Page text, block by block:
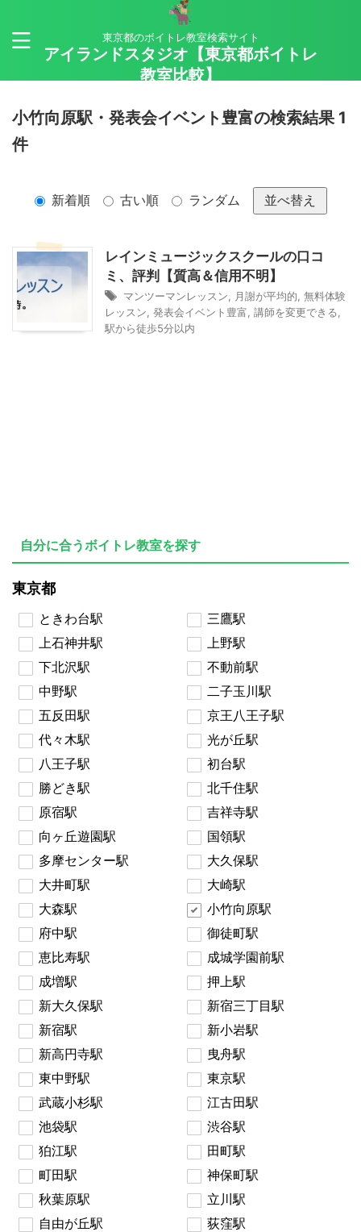
東京都のボイトレ教室検索サイト
アイランドスタジオ【東京都ボイトレ
教室比較】
小竹向原駅・発表会イベント豊富の検索結果 1
件
新着順 古い順 ランダム 並べ替え
レインミュージックスクールの口コ
ミ、評判【質高＆信用不明】
マンツーマンレッスン 月謝が平均的 無料体験
レッスン 発表会イベント豊富 講師を変更できる
駅から徒歩5分以内
自分に合うボイトレ教室を探す
東京都
ときわ台駅
三鷹駅
上石神井駅
上野駅
下北沢駅
不動前駅
中野駅
二子玉川駅
五反田駅
京王八王子駅
代々木駅
光が丘駅
八王子駅
初台駅
勝どき駅
北千住駅
原宿駅
吉祥寺駅
向ヶ丘遊園駅
国領駅
多摩センター駅
大久保駅
大井町駅
大崎駅
大森駅
小竹向原駅
府中駅
御徒町駅
恵比寿駅
成城学園前駅
成増駅
押上駅
新大久保駅
新宿三丁目駅
新宿駅
新小岩駅
新高円寺駅
曳舟駅
東中野駅
東京駅
武蔵小杉駅
江古田駅
池袋駅
渋谷駅
狛江駅
田町駅
町田駅
神保町駅
秋葉原駅
立川駅
自由が丘駅
荻窪駅